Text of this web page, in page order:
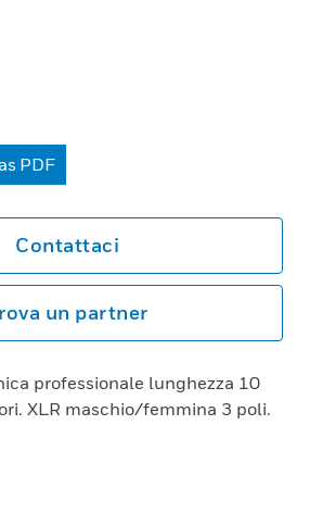
PDF
Contattaci
un partner
professionale lunghezza 10
XLR maschio/femmina 3 poli.